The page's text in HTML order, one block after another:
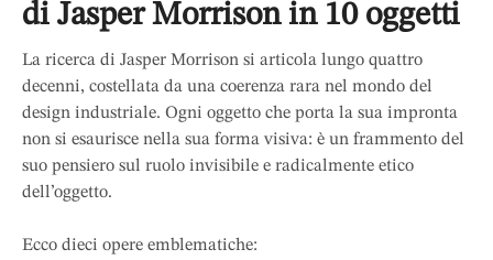
di Jasper Morrison in 10 oggetti
La ricerca di Jasper Morrison si articola lungo quattro
decenni, costellata da una coerenza rara nel mondo del
design industriale. Ogni oggetto che porta la sua impronta
non si esaurisce nella sua forma visiva: è un frammento del
suo pensiero sul ruolo invisibile e radicalmente etico
dell’oggetto.
Ecco dieci opere emblematiche: